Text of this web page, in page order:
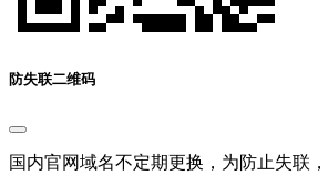
防失联二维码
国内官网域名不定期更换，为防止失联，